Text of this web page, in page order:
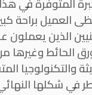
العميل براحة
الذين
الحائط وغيرها
في شكلها